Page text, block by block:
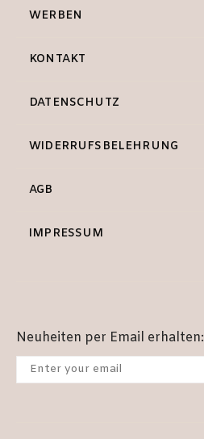
WERBEN
KONTAKT
DATENSCHUTZ
WIDERRUFSBELEHRUNG
AGB
IMPRESSUM
Neuheiten per Email erhalten: